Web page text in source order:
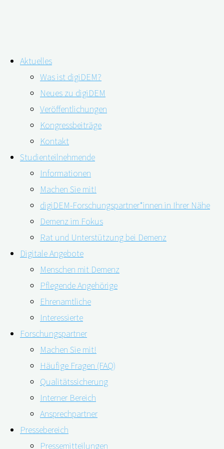
Inhalt
springen
Aktuelles
Was ist digiDEM?
Neues zu digiDEM
Veröffentlichungen
Kongressbeiträge
Kontakt
Studienteilnehmende
Informationen
Machen Sie mit!
digiDEM-Forschungspartner*innen in Ihrer Nähe
Demenz im Fokus
Rat und Unterstützung bei Demenz
Digitale Angebote
Menschen mit Demenz
Pflegende Angehörige
Ehrenamtliche
Interessierte
Forschungspartner
Machen Sie mit!
Häufige Fragen (FAQ)
Qualitätssicherung
Interner Bereich
Ansprechpartner
Pressebereich
Pressemitteilungen
Schlagwort:Prävalenz
Forschende aus China erfassen Anzahl
MCI-Erkrankter weltweit
14.10.2022
Wie hoch die Häufigkeit von leichten kognitiven
Beeinträchtigungen (Mild Cognitive Impairment, MCI) in
der Gesamtbevölkerung zu einem bestimmten
Zeitpunkt ist, haben chinesische Forschende weltweit
untersucht. In ihrer Übersichtsarbeit werteten sie die
Daten aus 66 Studien mit mehr als 242.000